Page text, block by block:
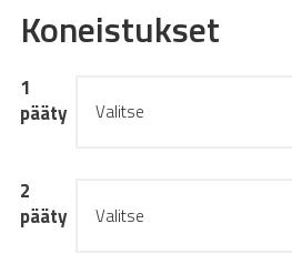
Koneistukset
1
pääty
2
pääty